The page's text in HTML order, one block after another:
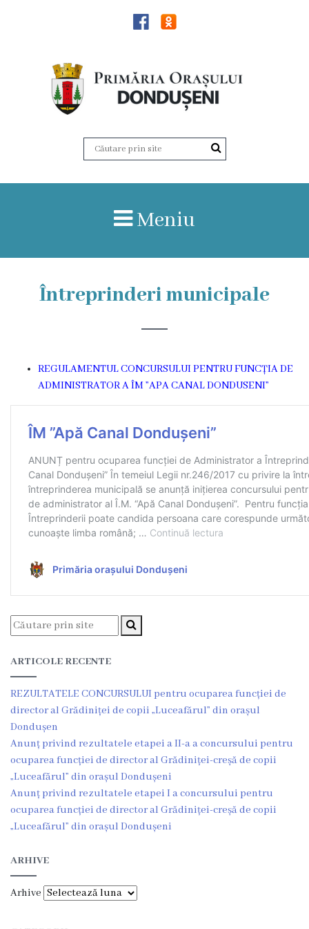
Dondușeni
orașului
Patrimoniul
importanță
culturală
de
Valoare
Ofertă
investițională
Primăria
Primarul
Viceprimarii
Dispozițiile
primarului
Rapoartele
primarului
Declarația
de
managerială
Regulamentul
intern
Meniu
Întreprinderi municipale
REGULAMENTUL CONCURSULUI PENTRU FUNCȚIA DE
ADMINISTRATOR A ÎM ”APA CANAL DONDUSENI”
ARTICOLE RECENTE
REZULTATELE CONCURSULUI pentru ocuparea funcției de
director al Grădiniței de copii „Luceafărul” din orașul
Dondușen
Anunț privind rezultatele etapei a II-a a concursului pentru
ocuparea funcției de director al Grădiniței-creșă de copii
„Luceafărul” din orașul Dondușeni
Anunț privind rezultatele etapei I a concursului pentru
ocuparea funcției de director al Grădiniței-creșă de copii
„Luceafărul” din orașul Dondușeni
ARHIVE
Arhive